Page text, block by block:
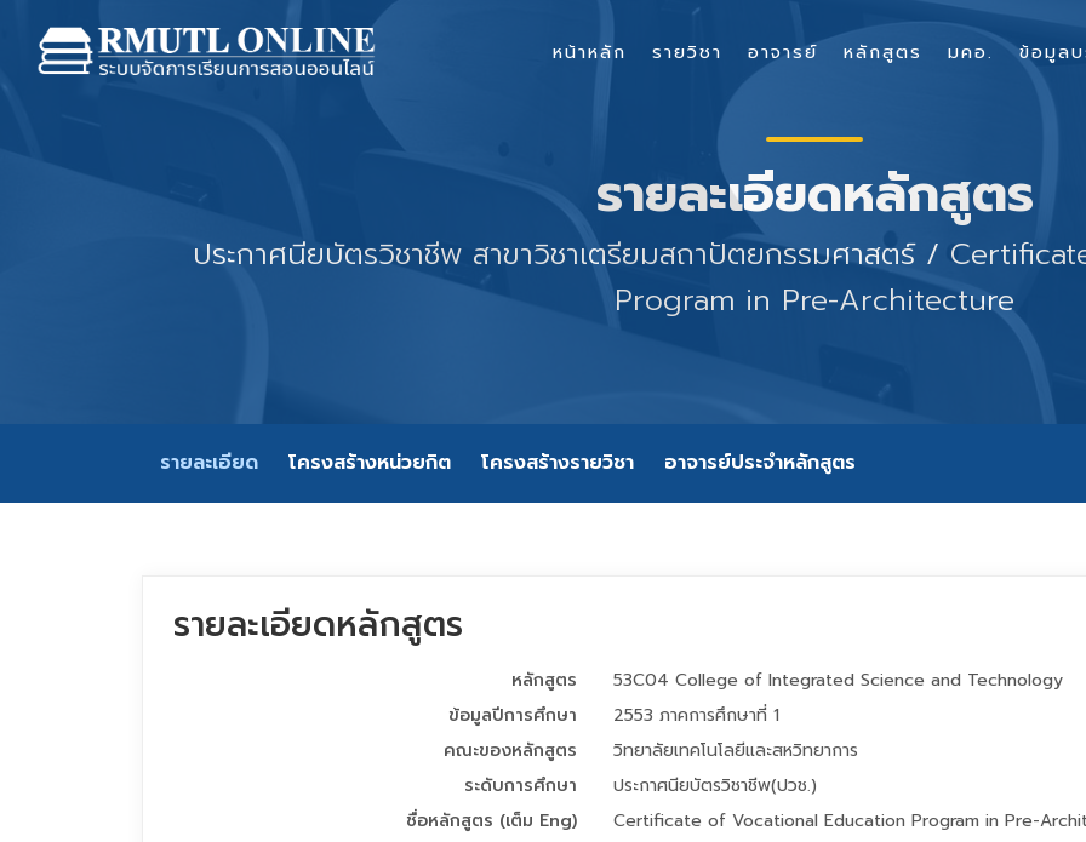
รายละเอียดหลักสูตร
ประกาศนียบัตรวิชาชีพ สาขาวิชาเตรียมสถาปัตยกรรมศาสตร์ /
Program in Pre-Architecture
รายละเอียด โครงสร้างหน่วยกิต โครงสร้างรายวิชา อาจารย์ประจำหลักสูตร
รายละเอียดหลักสูตร
หลักสูตร
53C04 College of Integrated Science and Technology
ข้อมูลปีการศึกษา
2553 ภาคการศึกษาที่ 1
คณะของหลักสูตร
วิทยาลัยเทคโนโลยีและสหวิทยาการ
ระดับการศึกษา
ประกาศนียบัตรวิชาชีพ(ปวช.)
ชื่อหลักสูตร (เต็ม Eng)
Certificate of Vocational Education Program in Pre-
หน้าหลัก รายวิชา อาจารย์ หลักสูตร มคอ. ข้อมูลบ